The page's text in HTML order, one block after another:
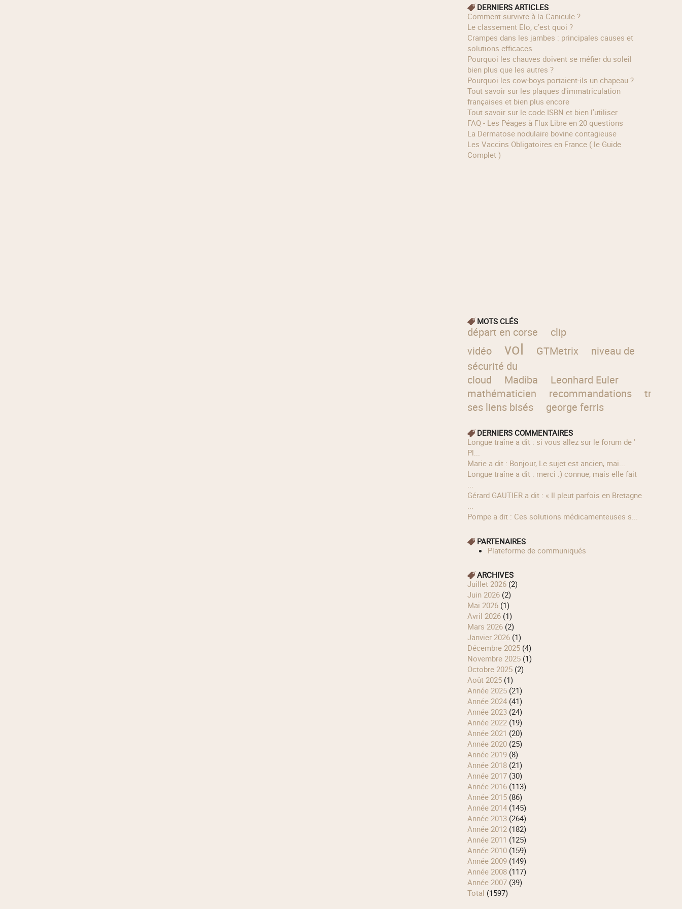
DERNIERS ARTICLES
Comment survivre à la Canicule ?
Le classement Elo, c’est quoi ?
Crampes dans les jambes : principales causes et
solutions efficaces
Pourquoi les chauves doivent se méfier du soleil
bien plus que les autres ?
Pourquoi les cow‑boys portaient‑ils un chapeau ?
Tout savoir sur les plaques d'immatriculation
françaises et bien plus encore
Tout savoir sur le code ISBN et bien l'utiliser
FAQ - Les Péages à Flux Libre en 20 questions
La Dermatose nodulaire bovine contagieuse
Les Vaccins Obligatoires en France ( le Guide
Complet )
MOTS CLÉS
départ en corse
clip
vidéo
vol GTMetrix
niveau de
sécurité du
cloud
Madiba
Leonhard Euler
mathématicien
recommandations
trouver
ses liens bisés
george ferris
DERNIERS COMMENTAIRES
longue traîne a dit : si vous allez sur le forum de '
Pl...
Marie a dit : Bonjour, Le sujet est ancien, mai...
longue traîne a dit : merci :) connue, mais elle fait
...
Gérard GAUTIER a dit : « Il pleut parfois en Bretagne
...
Pompe a dit : Ces solutions médicamenteuses s...
PARTENAIRES
Plateforme de communiqués
ARCHIVES
juillet 2026(2)
juin 2026(2)
mai 2026(1)
avril 2026(1)
mars 2026(2)
janvier 2026(1)
décembre 2025(4)
novembre 2025(1)
octobre 2025(2)
août 2025(1)
année 2025(21)
année 2024(41)
année 2023(24)
année 2022(19)
année 2021 (20)
année 2020(25)
année 2019(8)
année 2018(21)
année 2017(30)
année 2016(113)
année 2015(86)
année 2014(145)
année 2013(264)
année 2012(182)
année 2011 (125)
année 2010(159)
année 2009(149)
année 2008(117)
année 2007(39)
total (1597)